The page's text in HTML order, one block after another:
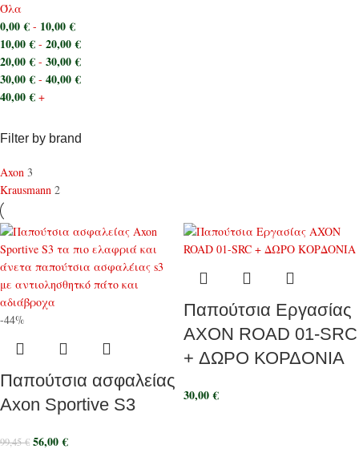
Όλα
0,00€ - 10,00€
10,00€ - 20,00€
20,00€ - 30,00€
30,00€ - 40,00€
40,00€ +
Filter by brand
Axon 3
Krausmann 2
-44%
Παπούτσια ασφαλείας
Axon Sportive S3
99,45€ 56,00€
Παπούτσια Εργασίας
AXON ROAD 01-SRC
+ ΔΩΡΟ ΚΟΡΔΟΝΙΑ
30,00€